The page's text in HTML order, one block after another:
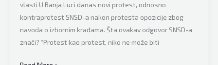
vlasti U Banja Luci danas novi protest, odnosno
kontraprotest SNSD-a nakon protesta opozicije zbog
navoda o izbornim krađama. Šta ovakav odgovor SNSD-a
znači? “Protest kao protest, niko ne može biti